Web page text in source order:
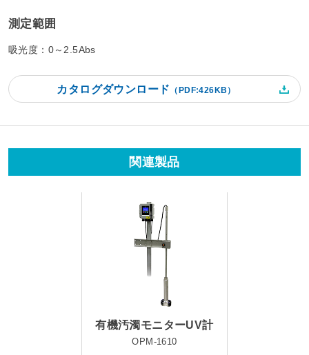
測定範囲
吸光度：0～2.5Abs
カタログダウンロード （PDF:426KB）
関連製品
有機汚濁モニターUV計
OPM-1610